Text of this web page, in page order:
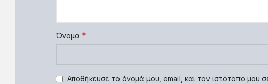
Όνομα *
Αποθήκευσε το όνομά μου, email, και τον ιστότοπο